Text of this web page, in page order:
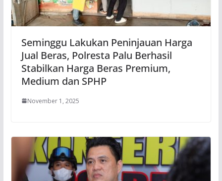
Seminggu Lakukan Peninjauan Harga
Jual Beras, Polresta Palu Berhasil
Stabilkan Harga Beras Premium,
Medium dan SPHP
November 1, 2025